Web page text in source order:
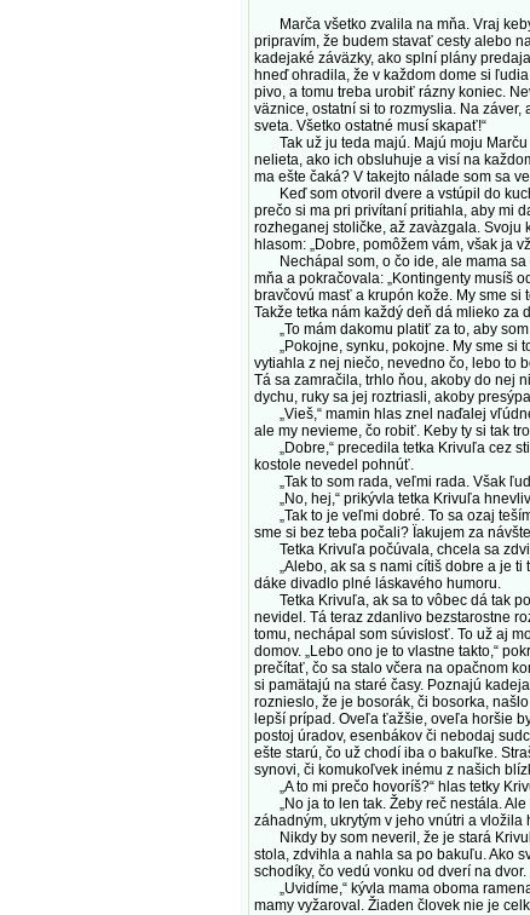
Marča všetko zvalila na mňa. Vraj keby
pripravím, že budem stavať cesty alebo
kadejaké záväzky, ako splní plány
hneď ohradila, že v každom dome si
pivo, a tomu treba urobiť rázny koniec.
väznice, ostatní si to rozmyslia. Na
sveta. Všetko ostatné musí skapať!“
Tak už ju teda majú. Majú moju Marču
nelieta, ako ich obsluhuje a visí na
ma ešte čaká? V takejto nálade som sa
Keď som otvoril dvere a vstúpil do
prečo si ma pri privítaní pritiahla, aby mi
rozheganej stoličke, až zavàzgala.
hlasom: „Dobre, pomôžem vám, však ja
Nechápal som, o čo ide, ale mama sa
mňa a pokračovala: „Kontingenty musíš
bravčovú masť a krupón kože. My sme
Takže tetka nám každý deň dá mlieko za
„To mám dakomu platiť za to, aby som
„Pokojne, synku, pokojne. My sme si
vytiahla z nej niečo, nevedno čo, lebo to
Tá sa zamračila, trhlo ňou, akoby do nej
dychu, ruky sa jej roztriasli, akoby
„Vieš,“ mamin hlas znel naďalej
ale my nevieme, čo robiť. Keby ty si tak
„Dobre,“ precedila tetka Krivuľa cez
kostole nevedel pohnúť.
„Tak to som rada, veľmi rada. Však
„No, hej,“ prikývla tetka Krivuľa
„Tak to je veľmi dobré. To sa ozaj
sme si bez teba počali? Ïakujem za
Tetka Krivuľa počúvala, chcela sa
„Alebo, ak sa s nami cítiš dobre a je ti
dáke divadlo plné láskavého humoru.
Tetka Krivuľa, ak sa to vôbec dá tak
nevidel. Tá teraz zdanlivo bezstarostne
tomu, nechápal som súvislosť. To už aj
domov. „Lebo ono je to vlastne takto,“
prečítať, čo sa stalo včera na opačnom
si pamätajú na staré časy. Poznajú
roznieslo, že je bosorák, či bosorka,
lepší prípad. Oveľa ťažšie, oveľa horšie
postoj úradov, esenbákov či nebodaj
ešte starú, čo už chodí iba o bakuľke.
synovi, či komukoľvek inému z našich
„A to mi prečo hovoríš?“ hlas tetky
„No ja to len tak. Žeby reč nestála. Ale
záhadným, ukrytým v jeho vnútri a vložila
Nikdy by som neveril, že je stará
stola, zdvihla a nahla sa po bakuľu. Ako
schodíky, čo vedú vonku od dverí na dvor.
„Uvidíme,“ kývla mama oboma
mamy vyžaroval. Žiaden človek nie je